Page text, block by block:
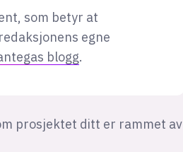
som betyr at
egne
blogg.
prosjektet ditt er rammet av